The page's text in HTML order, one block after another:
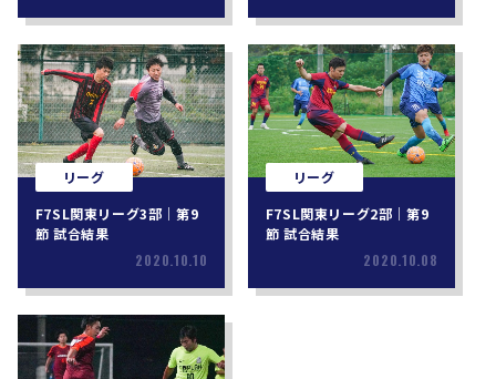
リーグ
F7SL関東リーグ3部｜第9
節 試合結果
2020.10.10
リーグ
F7SL関東リーグ2部｜第9
節 試合結果
2020.10.08